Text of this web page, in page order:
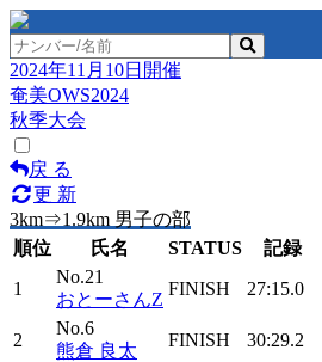
2024年11月10日開催
奄美OWS2024
秋季大会
戻 る
更 新
3km⇒1.9km 男子の部
順位
氏名 STATUS 記録
1
No.21
おとーさんZ
FINISH 27:15.0
2
No.6
熊倉 良太
FINISH 30:29.2